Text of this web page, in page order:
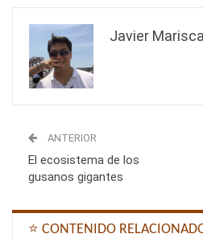
Javier
ANTERIOR
El ecosistema de los
gusanos gigantes
⭐ CONTENIDO